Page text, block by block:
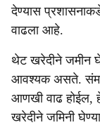
देण्यास
वाढला आहे.
थेट खरेदीने जमीन
आवश्यक असते.
आणखी वाढ होईल,
खरेदीने जमिनी